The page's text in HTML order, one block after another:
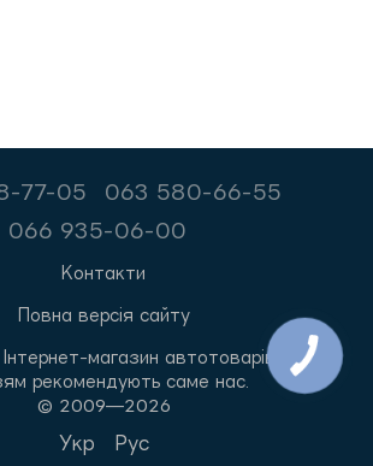
77-05
063 580-66-55
066 935-06-00
Контакти
Повна версія сайту
магазин автотоварів.
рекомендують саме нас.
© 2009—2026
Укр Рус